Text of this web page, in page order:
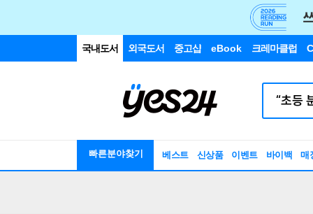
국내도서 외국도서 중고샵 eBook 크레마클럽
빠른분야찾기 베스트 신상품 이벤트 바이백 매